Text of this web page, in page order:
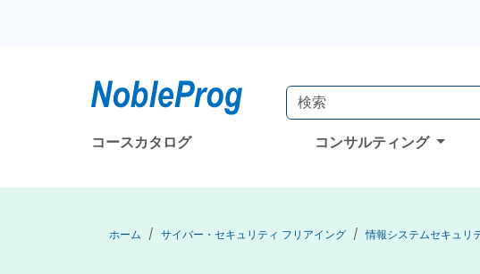
コースカタログ コンサルティング
ホーム サイバー・セキュリティ フリアイング 情報システムセキュリ